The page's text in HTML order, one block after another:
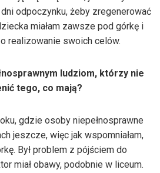
odpoczynku, żeby zregenerować
miałam zawsze pod górkę i
realizowanie swoich celów.
ludziom, którzy nie
tego, co mają?
gdzie osoby niepełnosprawne
jeszcze, więc jak wspomniałam,
Był problem z pójściem do
miał obawy, podobnie w liceum.